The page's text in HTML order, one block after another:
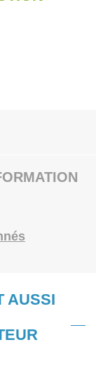
AUSSI